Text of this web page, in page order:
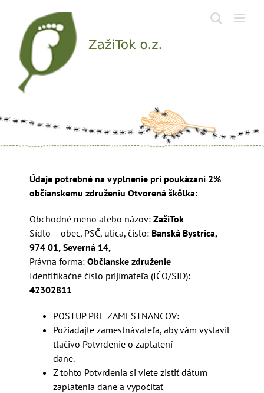
content
Údaje potrebné na vyplnenie pri poukázaní 2%
občianskemu združeniu Otvorená škôlka:
Obchodné meno alebo názov: ZažiTok
Sídlo – obec, PSČ, ulica, číslo: Banská Bystrica,
974 01, Severná 14,
Právna forma: Občianske združenie
Identifikačné číslo prijímateľa (IČO/SID):
42302811
POSTUP PRE ZAMESTNANCOV:
Požiadajte zamestnávateľa, aby vám vystavil
tlačivo Potvrdenie o zaplatení
dane.
Z tohto Potvrdenia si viete zistiť dátum
zaplatenia dane a vypočítať